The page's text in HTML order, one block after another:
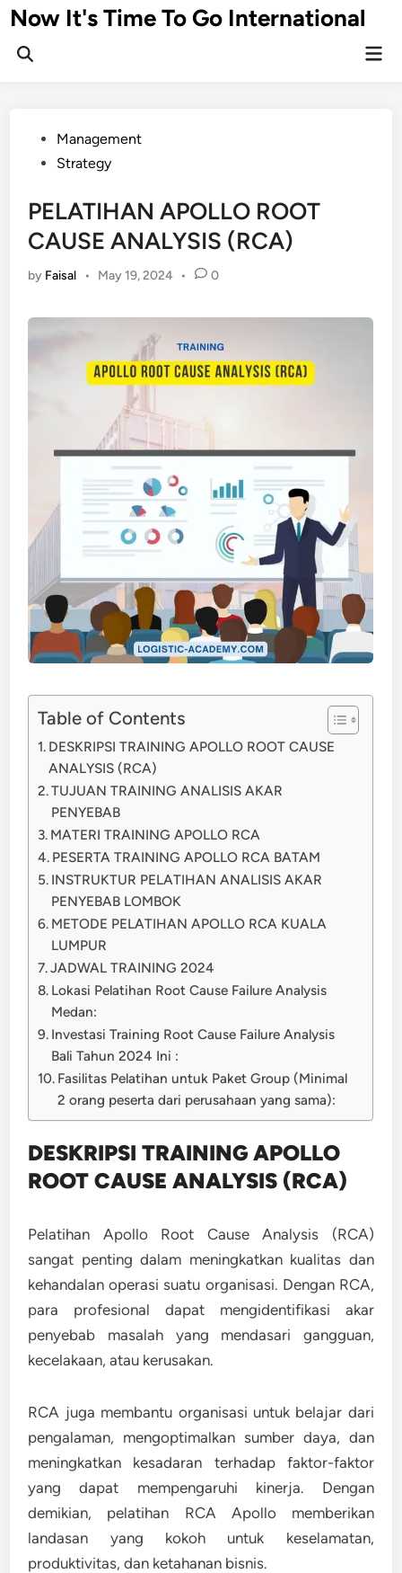
Skip
to
content
Now It's Time To Go International
PostedManagement
Strategy
PELATIHAN APOLLO ROOT
CAUSE ANALYSIS (RCA)
by Faisal • May 19, 2024 • 0
Table of Contents
DESKRIPSI TRAINING APOLLO ROOT CAUSE
ANALYSIS (RCA)
TUJUAN TRAINING ANALISIS AKAR
PENYEBAB
MATERI TRAINING APOLLO RCA
PESERTA TRAINING APOLLO RCA BATAM
INSTRUKTUR PELATIHAN ANALISIS AKAR
PENYEBAB LOMBOK
METODE PELATIHAN APOLLO RCA KUALA
LUMPUR
JADWAL TRAINING 2024
Lokasi Pelatihan Root Cause Failure Analysis
Medan:
Investasi Training Root Cause Failure Analysis
Bali Tahun 2024 Ini :
Fasilitas Pelatihan untuk Paket Group (Minimal
2 orang peserta dari perusahaan yang sama):
DESKRIPSI TRAINING APOLLO
ROOT CAUSE ANALYSIS (RCA)
Pelatihan Apollo Root Cause Analysis (RCA)
sangat penting dalam meningkatkan kualitas dan
kehandalan operasi suatu organisasi. Dengan RCA,
para profesional dapat mengidentifikasi akar
penyebab masalah yang mendasari gangguan,
kecelakaan, atau kerusakan.
RCA juga membantu organisasi untuk belajar dari
pengalaman, mengoptimalkan sumber daya, dan
meningkatkan kesadaran terhadap faktor-faktor
yang dapat mempengaruhi kinerja. Dengan
demikian, pelatihan RCA Apollo memberikan
landasan yang kokoh untuk keselamatan,
produktivitas, dan ketahanan bisnis.